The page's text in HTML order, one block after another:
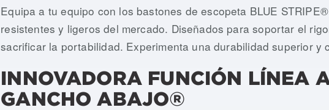
Numeros de articulo: USSG-004-IREC, USSG-006-IREC,
Equipa a tu equipo con los bastones de escopeta BLUE
resistentes y ligeros del mercado. Diseñados para soportar el
sacrificar la portabilidad. Experimenta una durabilidad superior y
INNOVADORA FUNCIÓN LÍNEA
GANCHO ABAJO®